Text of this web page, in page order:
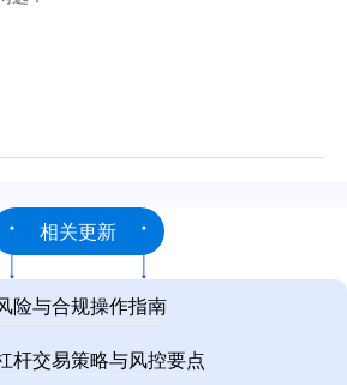
相关更新
险与合规操作指南
杆交易策略与风控要点